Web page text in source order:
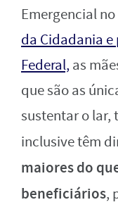
Emergencial
da Cidadania e
Federal,as
que são as
sustentar o lar,
inclusive têm
maiores do
beneficiários,